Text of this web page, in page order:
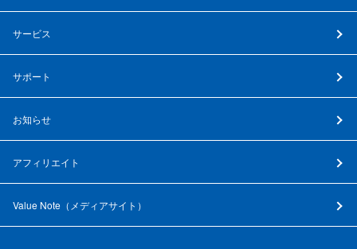
サービス
サポート
お知らせ
アフィリエイト
Value Note（ メディアサイト ）